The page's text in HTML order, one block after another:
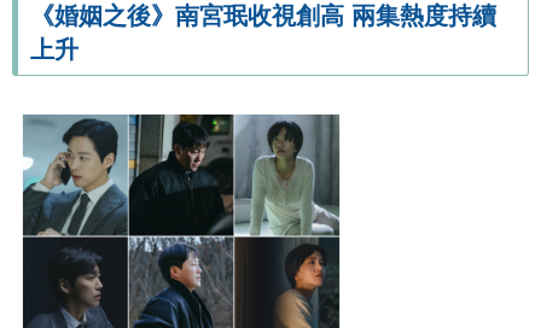
《婚姻之後》南宮珉收視創高 兩集熱度持續
上升